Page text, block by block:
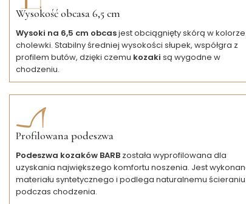
Wysokość obcasa 6,5 cm
Wysoki na 6,5 cm obcasjest obciągnięty skórą w kolorze
cholewki. Stabilny średniej wysokości słupek, współgra z
profilem butów, dzięki czemu kozaki są wygodne w
chodzeniu.
Profilowana podeszwa
Podeszwa kozaków BARB została wyprofilowana dla
uzyskania największego komfortu noszenia. Jest
materiału syntetycznego i podlega naturalnemu
podczas chodzenia.